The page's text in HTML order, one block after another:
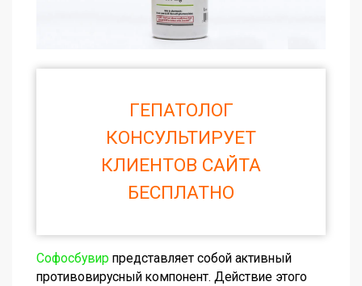
ГЕПАТОЛОГ
КОНСУЛЬТИРУЕТ
КЛИЕНТОВ САЙТА
БЕСПЛАТНО
Софосбувир представляет собой активный
противовирусный компонент. Действие этого